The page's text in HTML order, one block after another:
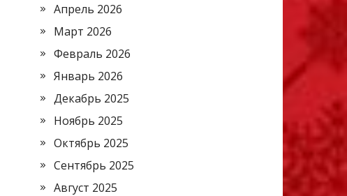
Апрель 2026
Март 2026
Февраль 2026
Январь 2026
Декабрь 2025
Ноябрь 2025
Октябрь 2025
Сентябрь 2025
Август 2025